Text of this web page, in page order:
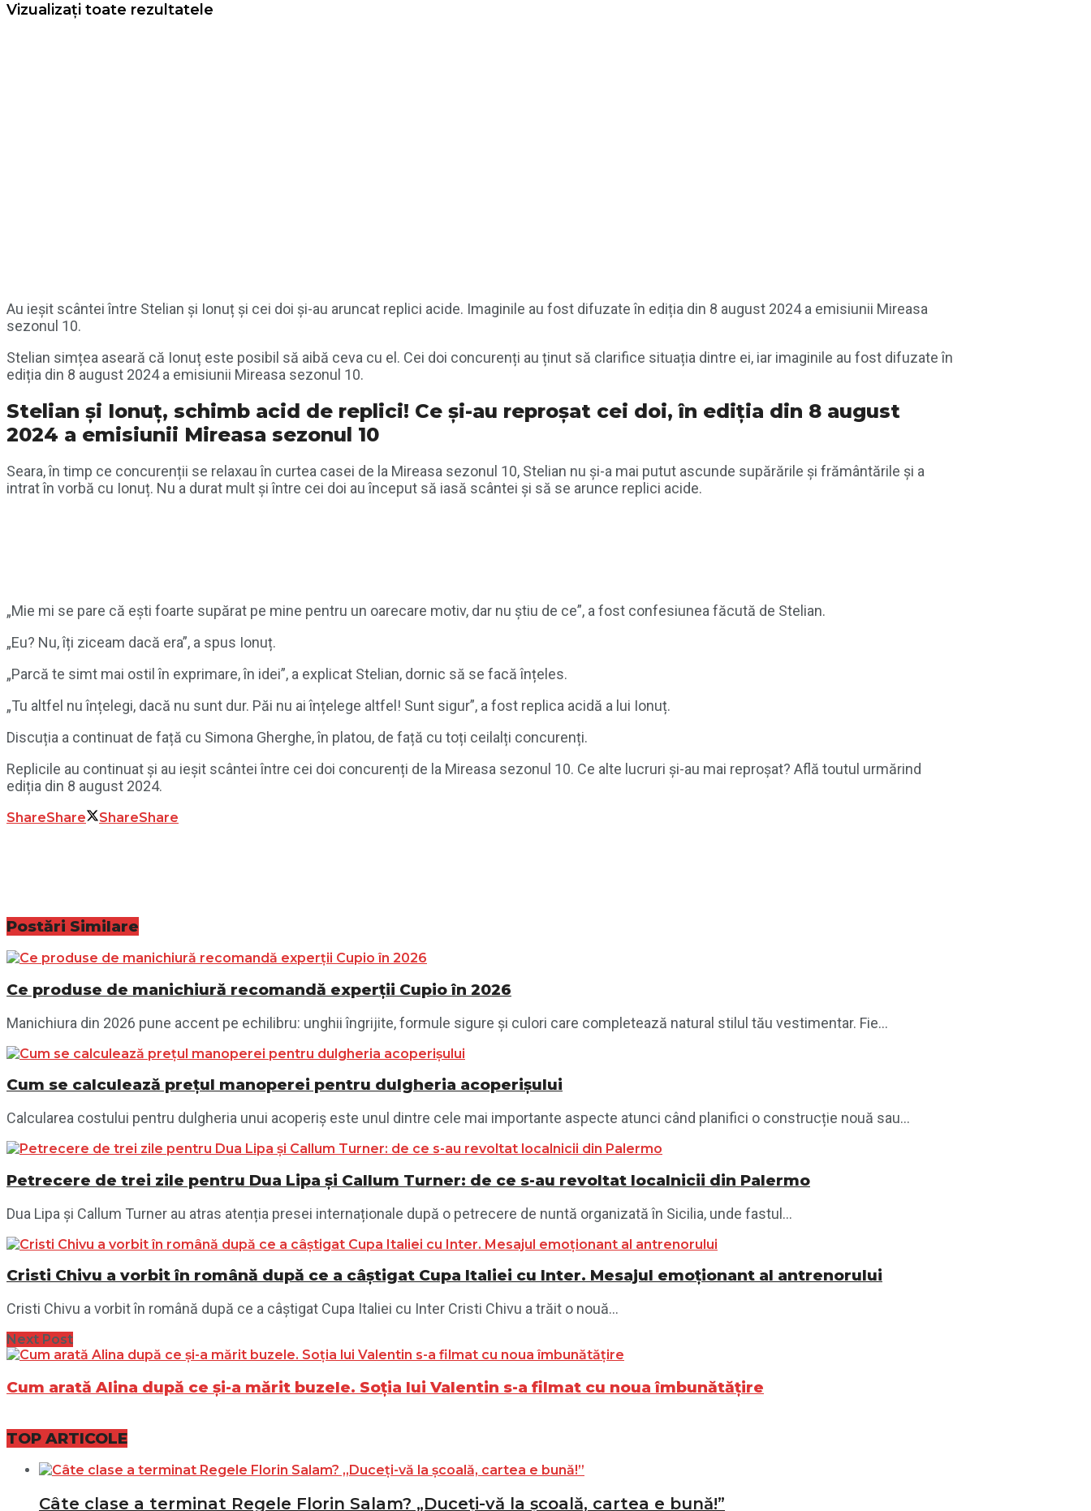
Vizualizați toate rezultatele
Au ieșit scântei între Stelian și Ionuț și cei doi și-au aruncat replici acide. Imaginile au fost difuzate în ediția din 8 august 2024 a emisiunii Mireasa
sezonul 10.
Stelian simțea aseară că Ionuț este posibil să aibă ceva cu el. Cei doi concurenți au ținut să clarifice situația dintre ei, iar imaginile au fost difuzate în
ediția din 8 august 2024 a emisiunii Mireasa sezonul 10.
Stelian și Ionuț, schimb acid de replici! Ce și-au reproșat cei doi, în ediția din 8 august
2024 a emisiunii Mireasa sezonul 10
Seara, în timp ce concurenții se relaxau în curtea casei de la Mireasa sezonul 10, Stelian nu și-a mai putut ascunde supărările și frământările și a
intrat în vorbă cu Ionuț. Nu a durat mult și între cei doi au început să iasă scântei și să se arunce replici acide.
„Mie mi se pare că ești foarte supărat pe mine pentru un oarecare motiv, dar nu știu de ce”, a fost confesiunea făcută de Stelian.
„Eu? Nu, îți ziceam dacă era”, a spus Ionuț.
„Parcă te simt mai ostil în exprimare, în idei”, a explicat Stelian, dornic să se facă înțeles.
„Tu altfel nu înțelegi, dacă nu sunt dur. Păi nu ai înțelege altfel! Sunt sigur”, a fost replica acidă a lui Ionuț.
Discuția a continuat de față cu Simona Gherghe, în platou, de față cu toți ceilalți concurenți.
Replicile au continuat și au ieșit scântei între cei doi concurenți de la Mireasa sezonul 10. Ce alte lucruri și-au mai reproșat? Află toutul urmărind
ediția din 8 august 2024.
ShareShare ShareShare
Postări Similare
Ce produse de manichiură recomandă experții Cupio în 2026
Manichiura din 2026 pune accent pe echilibru: unghii îngrijite, formule sigure și culori care completează natural stilul tău vestimentar. Fie...
Cum se calculează prețul manoperei pentru dulgheria acoperișului
Calcularea costului pentru dulgheria unui acoperiș este unul dintre cele mai importante aspecte atunci când planifici o construcție nouă sau...
Petrecere de trei zile pentru Dua Lipa și Callum Turner: de ce s-au revoltat localnicii din Palermo
Dua Lipa și Callum Turner au atras atenția presei internaționale după o petrecere de nuntă organizată în Sicilia, unde fastul...
Cristi Chivu a vorbit în română după ce a câștigat Cupa Italiei cu Inter. Mesajul emoționant al antrenorului
Cristi Chivu a vorbit în română după ce a câștigat Cupa Italiei cu Inter Cristi Chivu a trăit o nouă...
Next Post
Cum arată Alina după ce și-a mărit buzele. Soția lui Valentin s-a filmat cu noua îmbunătățire
TOP ARTICOLE
Câte clase a terminat Regele Florin Salam? „Duceți-vă la școală, cartea e bună!”